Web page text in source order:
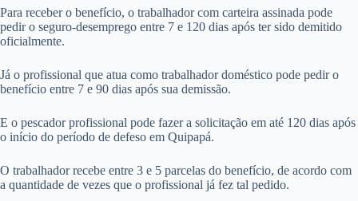
Para receber o benefício, o trabalhador com carteira assinada pode
pedir o seguro-desemprego entre 7 e 120 dias após ter sido demitido
oficialmente.
Já o profissional que atua como trabalhador doméstico pode pedir o
benefício entre 7 e 90 dias após sua demissão.
E o pescador profissional pode fazer a solicitação em até 120 dias após
o início do período de defeso em Quipapá.
O trabalhador recebe entre 3 e 5 parcelas do benefício, de acordo com
a quantidade de vezes que o profissional já fez tal pedido.